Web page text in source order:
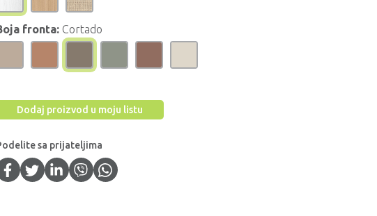
fronta: Cortado
Dodaj proizvod u moju listu
sa prijateljima